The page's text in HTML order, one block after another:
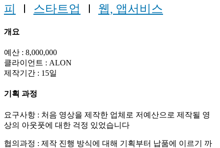
피
Ⅰ 스타트업 Ⅰ 웹, 앱서비스
개요
예산 : 8,000,000
클라이언트 : ALON
제작기간 : 15일
기획 과정
요구사항 : 처음 영상을 제작한 업체로 저예산으로 제작될 영
상의 아웃풋에 대한 걱정 있었습니다
협의과정 : 제작 진행 방식에 대해 기획부터 납품에 이르기 까